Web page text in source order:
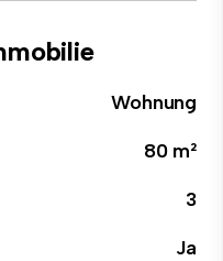
Wohnung
80 m²
3
Ja